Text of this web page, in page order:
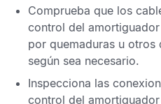
Comprueba que los
control del
por quemaduras u otros
según sea necesario.
Inspecciona las
control del